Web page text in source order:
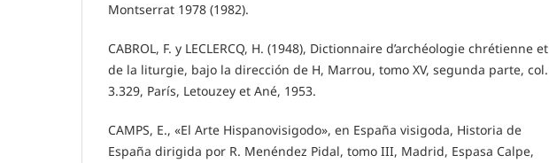
Montserrat 1978 (1982).
CABROL, F. y LECLERCQ, H. (1948), Dictionnaire d’archéologie chrétienne et
de la liturgie, bajo la dirección de H, Marrou, tomo XV, segunda parte, col.
3.329, París, Letouzey et Ané, 1953.
CAMPS, E., «El Arte Hispanovisigodo», en España visigoda, Historia de
España dirigida por R. Menéndez Pidal, tomo III, Madrid, Espasa Calpe,